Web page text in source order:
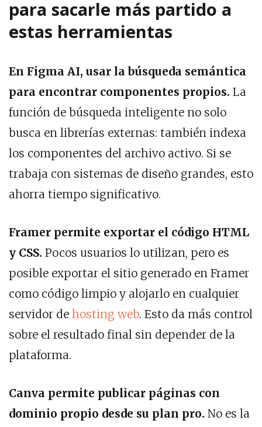
para sacarle más partido a
estas herramientas
En Figma AI, usar la búsqueda semántica
para encontrar componentes propios. La
función de búsqueda inteligente no solo
busca en librerías externas: también indexa
los componentes del archivo activo. Si se
trabaja con sistemas de diseño grandes, esto
ahorra tiempo significativo.
Framer permite exportar el código HTML
y CSS. Pocos usuarios lo utilizan, pero es
posible exportar el sitio generado en Framer
como código limpio y alojarlo en cualquier
servidor de hosting web. Esto da más control
sobre el resultado final sin depender de la
plataforma.
Canva permite publicar páginas con
dominio propio desde su plan pro. No es la